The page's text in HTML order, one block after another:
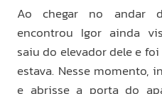
Ao chegar no andar
encontrou Igor ainda
saiu do elevador dele e
estava. Nesse momento,
e abrisse a porta do